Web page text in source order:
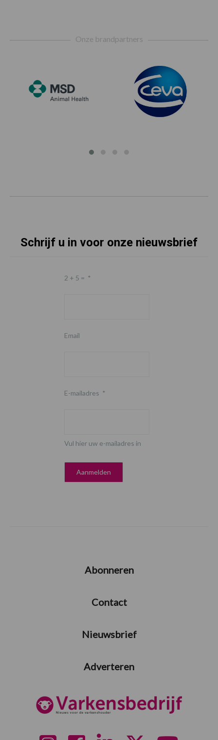
Onze brandpartners
Schrijf u in voor onze nieuwsbrief
2 + 5 = *
Email
E-mailadres *
Vul hier uw e-mailadres in
Abonneren
Contact
Nieuwsbrief
Adverteren